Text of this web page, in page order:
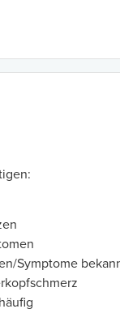
Symptome
häufig